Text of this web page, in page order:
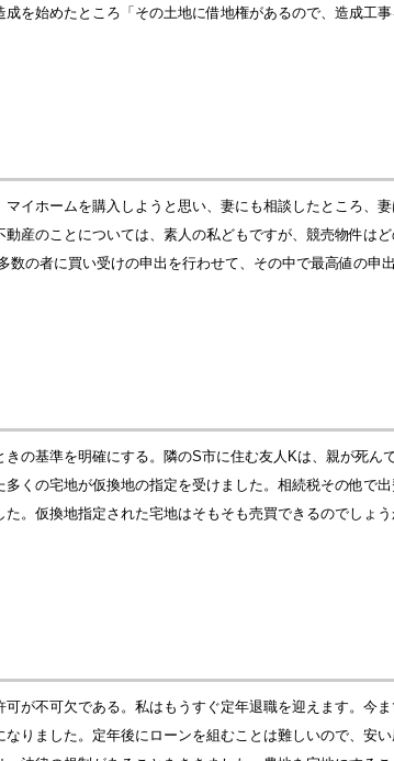
を始めたところ「その土地に借地権があるので、造成工
イホームを購入しようと思い、妻にも相談したところ、
産のことについては、素人の私どもですが、競売物件は
の者に買い受けの申出を行わせて、その中で最高値の申
の基準を明確にする。隣のS市に住む友人Kは、親が死ん
くの宅地が仮換地の指定を受けました。相続税その他で
。仮換地指定された宅地はそもそも売買できるのでしょ
が不可欠である。私はもうすぐ定年退職を迎えます。今
りました。定年後にローンを組むことは難しいので、安い